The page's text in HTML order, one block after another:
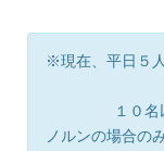
※現在、平日５
１０
ノルンの場合の